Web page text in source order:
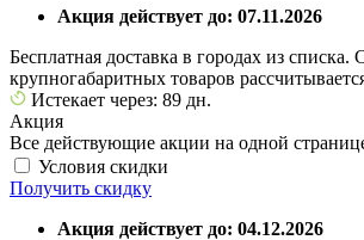
Акция действует до: 07.11.2026
Бесплатная доставка в городах из списка.
крупногабаритных товаров
Истекает через: 89 дн.
Акция
Все действующие акции на одной
Условия скидки
Получить скидку
Акция действует до: 04.12.2026